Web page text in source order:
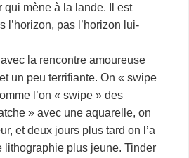
qui mène à la lande. Il est
l’horizon, pas l’horizon lui-
la rencontre amoureuse
un peu terrifiante. On « swipe
l’on « swipe » des
» avec une aquarelle, on
et deux jours plus tard on l’a
lithographie plus jeune. Tinder